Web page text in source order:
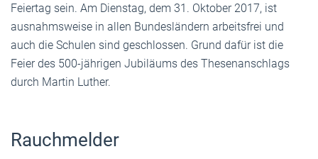
Feiertag sein. Am Dienstag, dem 31. Oktober 2017, ist
ausnahmsweise in allen Bundesländern arbeitsfrei und
auch die Schulen sind geschlossen. Grund dafür ist die
Feier des 500-jährigen Jubiläums des Thesenanschlags
durch Martin Luther.
Rauchmelder